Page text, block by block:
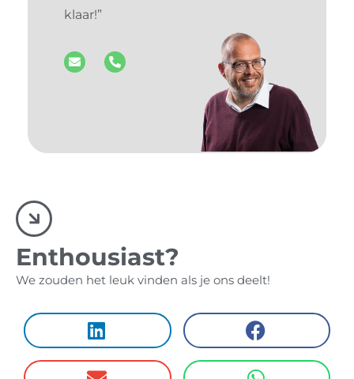
klaar!”
Enthousiast?
We zouden het leuk vinden als je ons deelt!